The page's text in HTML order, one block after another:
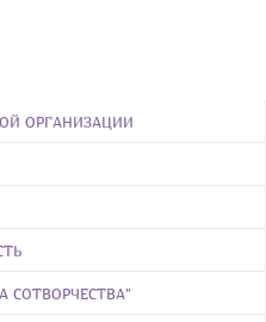
ОРГАНИЗАЦИИ
СОТВОРЧЕСТВА"